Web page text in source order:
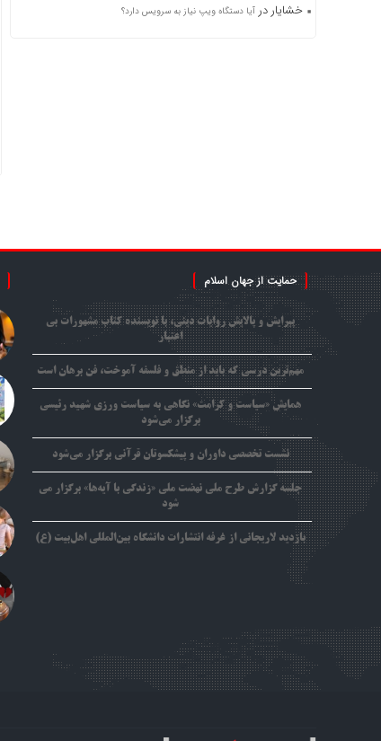
خشایار در آیا دستگاه ویپ نیاز به سرویس دارد؟
حمایت از جهان اسلام
پیرایش و پالایش روایات دینی، با نویسنده کتاب مشهورات بی
اعتبار
مهم‌ترین درسی که باید از منطق و فلسفه آموخت، فن برهان است
همایش «سیاست و کرامت» نگاهی به سیاست ورزی شهید رئیسی
برگزار می‌شود
نشست تخصصی داوران و پیشکسوتان قرآنی برگزار می‌شود
جلسه گزارش طرح ملی نهضت ملی «زندگی با آیه‌ها» برگزار می
شود
بازدید لاریجانی از غرفه انتشارات دانشگاه بین‌المللی اهل‌بیت (ع)